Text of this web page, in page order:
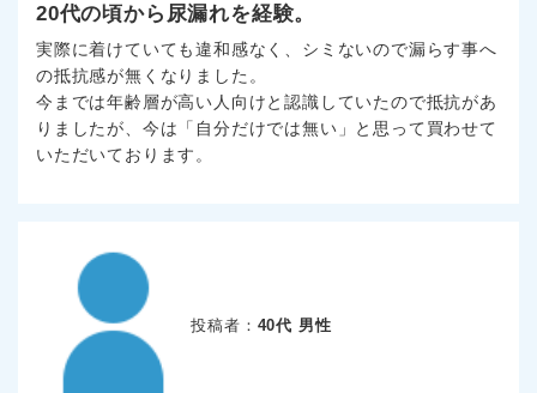
20代の頃から尿漏れを経験。
実際に着けていても違和感なく、シミないので漏らす事へ
の抵抗感が無くなりました。
今までは年齢層が高い人向けと認識していたので抵抗があ
りましたが、今は「自分だけでは無い」と思って買わせて
いただいております。
投稿者： 40代 男性